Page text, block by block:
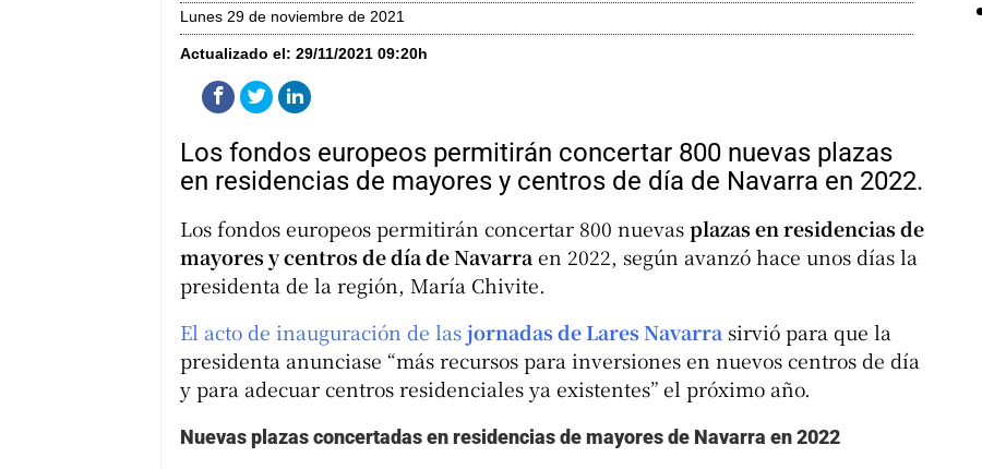
lunes 29 de noviembre de 2021
Actualizado el: 29/11/2021 09:20h
Los fondos europeos permitirán concertar 800 nuevas plazas
en residencias de mayores y centros de día de Navarra en 2022.
Los fondos europeos permitirán concertar 800 nuevas plazas en residencias de
mayores y centros de día de Navarra en 2022, según avanzó hace unos días la
presidenta de la región, María Chivite.
El acto de inauguración de las jornadas de Lares Navarrasirvió para que la
presidenta anunciase “más recursos para inversiones en nuevos centros de día
y para adecuar centros residenciales ya existentes” el próximo año.
Nuevas plazas concertadas en residencias de mayores de Navarra en 2022